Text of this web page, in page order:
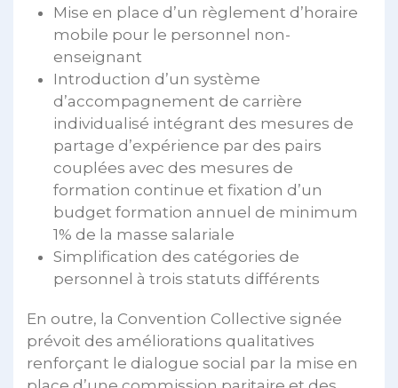
Mise en place d’un règlement d’horaire
mobile pour le personnel non-
enseignant
Introduction d’un système
d’accompagnement de carrière
individualisé intégrant des mesures de
partage d’expérience par des pairs
couplées avec des mesures de
formation continue et fixation d’un
budget formation annuel de minimum
1% de la masse salariale
Simplification des catégories de
personnel à trois statuts différents
En outre, la Convention Collective signée
prévoit des améliorations qualitatives
renforçant le dialogue social par la mise en